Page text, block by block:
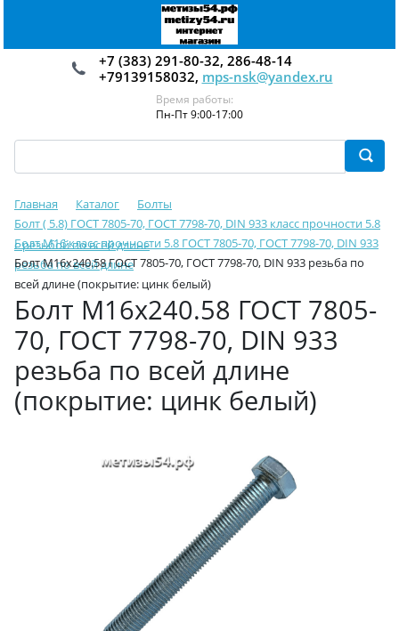
+7 (383) 291-80-32, 286-48-14
+79139158032, mps-nsk@yandex.ru
Время работы:
Пн-Пт 9:00-17:00
Главная Каталог
Болты
Болт ( 5.8) ГОСТ 7805-70, ГОСТ 7798-70, DIN 933 класс прочности 5.8
с резьбой по всей длине
Болт М16 класс прочности 5.8 ГОСТ 7805-70, ГОСТ 7798-70, DIN 933
резьба по всей длине
Болт М16х240.58 ГОСТ 7805-70, ГОСТ 7798-70, DIN 933 резьба по
всей длине (покрытие: цинк белый)
Болт М16х240.58 ГОСТ 7805-
70, ГОСТ 7798-70, DIN 933
резьба по всей длине
(покрытие: цинк белый)